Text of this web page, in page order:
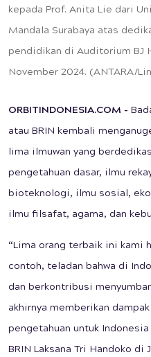
kepada Prof. Anita Lie dari
Mandala Surabaya atas
pendidikan di Auditorium BJ
November 2024. (ANTARA/
ORBITINDONESIA.COM -
atau BRIN kembali
lima ilmuwan yang
pengetahuan dasar, ilmu
bioteknologi, ilmu sosial,
ilmu filsafat, agama, dan
“Lima orang terbaik ini kami
contoh, teladan bahwa di
dan berkontribusi
akhirnya memberikan
pengetahuan untuk
BRIN Laksana Tri Handoko di